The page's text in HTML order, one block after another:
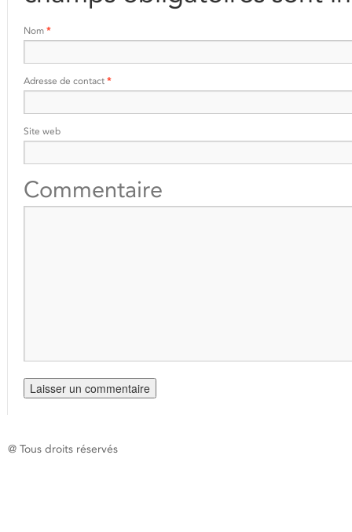
Nom *
Adresse de contact *
Site web
Commentaire
@ Tous droits réservés